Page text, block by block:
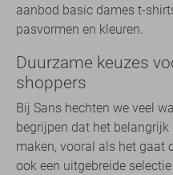
aanbod basic dames t-
pasvormen en kleuren.
Duurzame keuzes
shoppers
Bij Sans hechten we veel
begrijpen dat het
maken, vooral als het gaat
ook een uitgebreide